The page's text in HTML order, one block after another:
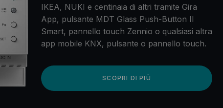
IKEA, NUKI e centinaia di altri tramite Gira
App, pulsante MDT Glass Push-Button II
Smart, pannello touch Zennio o qualsiasi altra
app mobile KNX, pulsante o pannello touch.
SCOPRI DI PIÙ